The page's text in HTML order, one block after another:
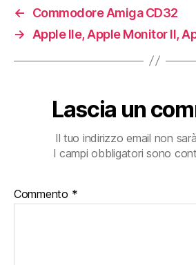
←
Commodore Amiga CD32
→
Apple IIe, Apple Monitor II,
Lascia un
Il tuo indirizzo email non
I campi obbligatori sono
Commento *